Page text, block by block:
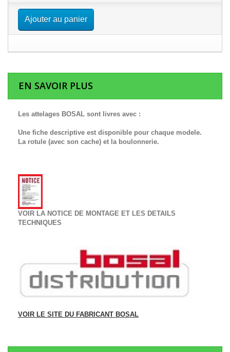
Ajouter au panier
EN SAVOIR PLUS
Les attelages BOSAL sont livres avec :
Une fiche descriptive est disponible pour chaque modele.
La rotule (avec son cache) et la boulonnerie.
VOIR LA NOTICE DE MONTAGE ET LES DETAILS
TECHNIQUES
VOIR LE SITE DU FABRICANT BOSAL